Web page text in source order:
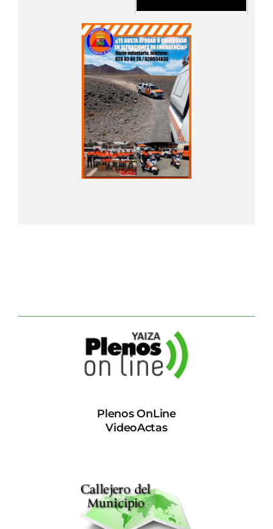
Plenos OnLine
VideoActas